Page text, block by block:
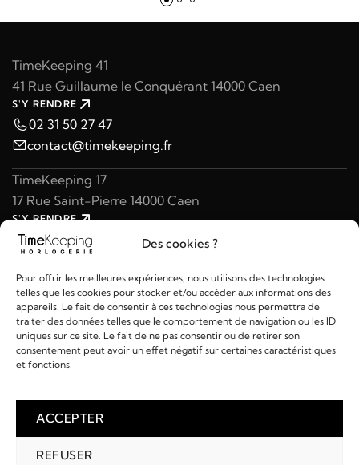
Des cookies ?
Pour offrir les meilleures expériences, nous utilisons des technologies
telles que les cookies pour stocker et/ou accéder aux informations des
appareils. Le fait de consentir à ces technologies nous permettra de
traiter des données telles que le comportement de navigation ou les ID
uniques sur ce site. Le fait de ne pas consentir ou de retirer son
consentement peut avoir un effet négatif sur certaines caractéristiques
et fonctions.
ACCEPTER
REFUSER
TimeKeeping 41
41 Rue Guillaume le Conquérant 14000 Caen
S'Y RENDRE
02 31 50 27 47
contact@timekeeping.fr
TimeKeeping 17
17 Rue Saint-Pierre 14000 Caen
S'Y RENDRE
02 31 47 49 97
contact@timekeeping.fr
Liens utiles
2026 © TIMEKEEPING - Réalisé par